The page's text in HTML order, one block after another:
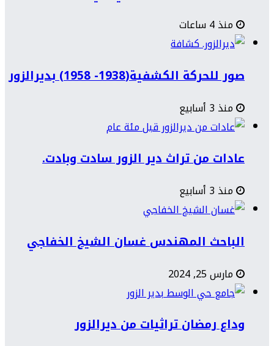
منذ 4 ساعات
صور للحركة الكشفية(1938- 1958) بديرالزور
منذ 3 أسابيع
عادات من تراث دير الزور سادت وبادت.
منذ 3 أسابيع
الباحث المهندس غسان الشيخ الخفاجي
مارس 25, 2024
وداع رمضان تراثيات من ديرالزور